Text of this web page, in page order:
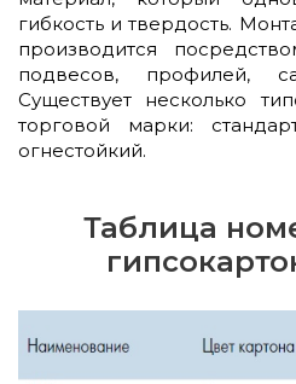
гибкость и твердость.
производится
подвесов, профилей,
Существует несколько
торговой марки:
огнестойкий.
Таблица